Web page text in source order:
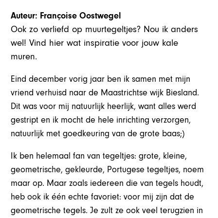
Auteur: Françoise Oostwegel
Ook zo verliefd op muurtegeltjes? Nou ik anders
wel! Vind hier wat inspiratie voor jouw kale
muren.
Eind december vorig jaar ben ik samen met mijn
vriend verhuisd naar de Maastrichtse wijk Biesland.
Dit was voor mij natuurlijk heerlijk, want alles werd
gestript en ik mocht de hele inrichting verzorgen,
natuurlijk met goedkeuring van de grote baas;)
Ik ben helemaal fan van tegeltjes: grote, kleine,
geometrische, gekleurde, Portugese tegeltjes, noem
maar op. Maar zoals iedereen die van tegels houdt,
heb ook ik één echte favoriet: voor mij zijn dat de
geometrische tegels. Je zult ze ook veel terugzien in